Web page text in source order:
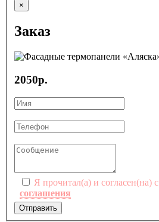
×
Заказ
2050р.
Я прочитал(а) и согласен(на) с
соглашения
Отправить